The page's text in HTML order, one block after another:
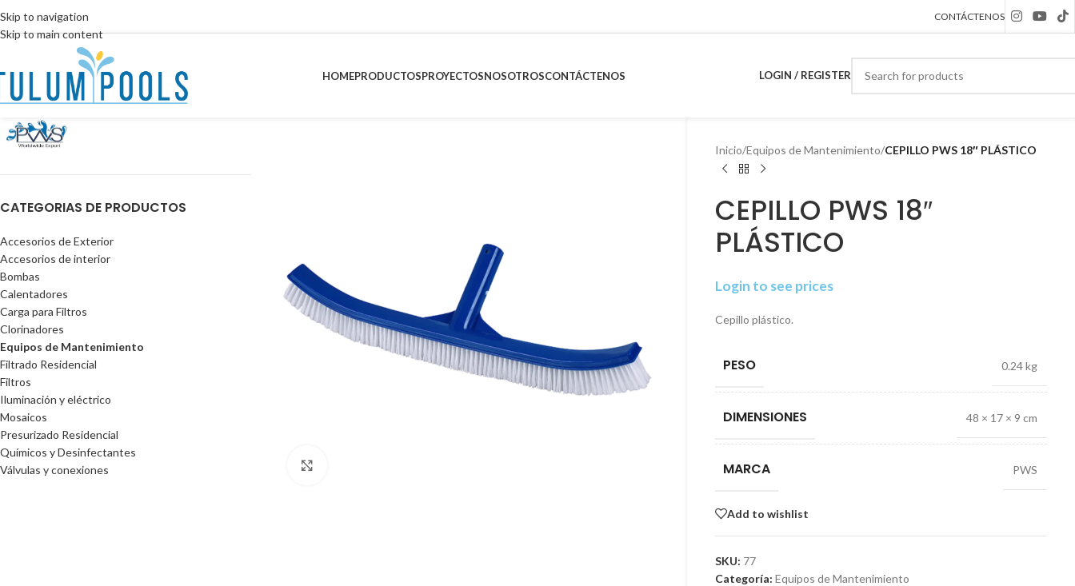
Skip to navigation
Skip to main content
CONTÁCTENOS
HOMEPRODUCTOSPROYECTOSNOSOTROSCONTÁCTENOS LOGIN / REGISTER
CATEGORIAS DE PRODUCTOS
Accesorios de Exterior
Accesorios de interior
Bombas
Calentadores
Carga para Filtros
Clorinadores
Equipos de Mantenimiento
Filtrado Residencial
Filtros
Iluminación y eléctrico
Mosaicos
Presurizado Residencial
Químicos y Desinfectantes
Válvulas y conexiones
Inicio/Equipos de Mantenimiento/CEPILLO PWS 18″ PLÁSTICO
CEPILLO PWS 18″
PLÁSTICO
Login to see prices
Cepillo plástico.
PESO 0.24 kg
DIMENSIONES 48 × 17 × 9 cm
MARCA PWS
Add to wishlist
SKU: 77
Categoría: Equipos de Mantenimiento